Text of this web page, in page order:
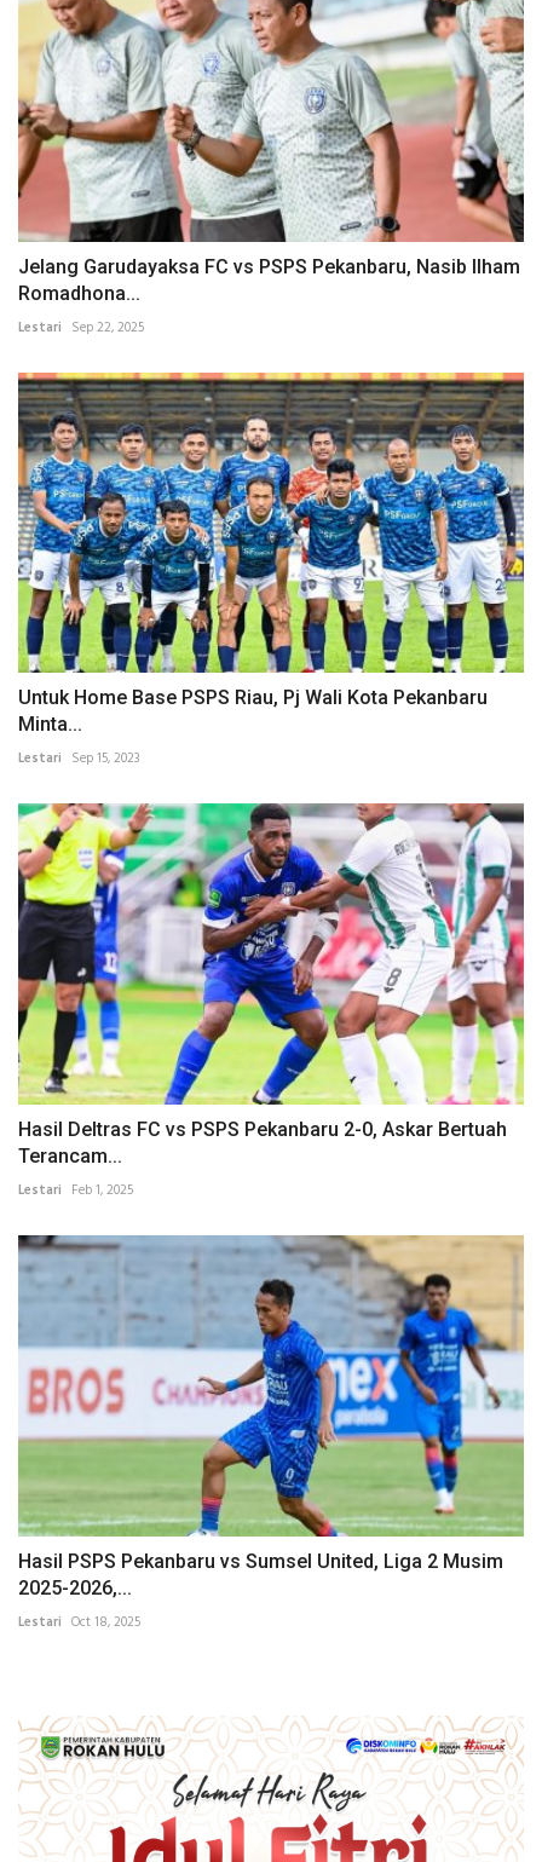
Jelang Garudayaksa FC vs PSPS Pekanbaru, Nasib Ilham
Romadhona...
Lestari Sep 22, 2025
Untuk Home Base PSPS Riau, Pj Wali Kota Pekanbaru
Minta...
Lestari Sep 15, 2023
Hasil Deltras FC vs PSPS Pekanbaru 2-0, Askar Bertuah
Terancam...
Lestari Feb 1, 2025
Hasil PSPS Pekanbaru vs Sumsel United, Liga 2 Musim
2025-2026,...
Lestari Oct 18, 2025